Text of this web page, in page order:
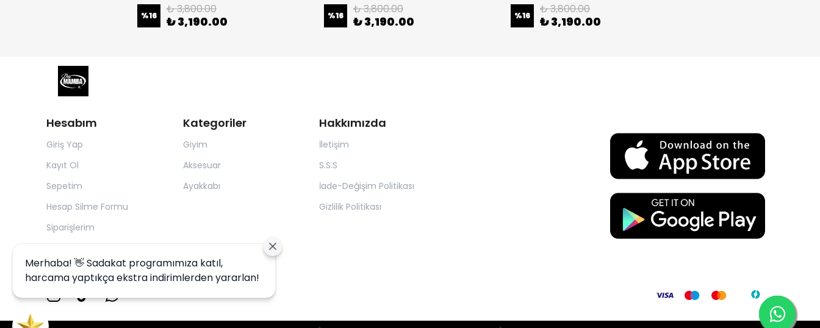
%16 ₺ 3,800.00
₺ 3,190.00 %16 ₺ 3,800.00
₺ 3,190.00 %16 ₺ 3,800.00
₺ 3,190.00
Hesabım
Giriş Yap
Kayıt Ol
Sepetim
Hesap Silme Formu
Siparişlerim
Kategoriler
Giyim
Aksesuar
Ayakkabı
Hakkımızda
İletişim
S.S.S
İade-Değişim Politikası
Gizlilik Politikası
Merhaba! 👋 Sadakat programımıza katıl,
harcama yaptıkça ekstra indirimlerden yararlan!